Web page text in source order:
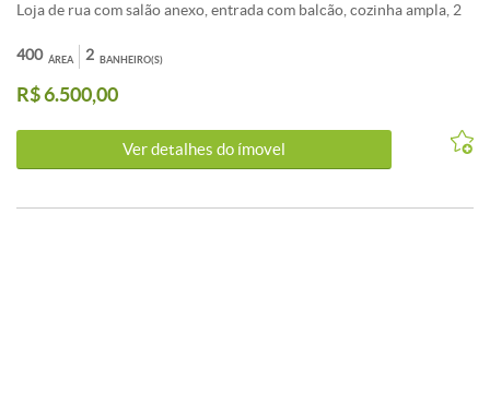
Loja de rua com salão anexo, entrada com balcão, cozinha ampla, 2
Savassi para vários segmentos.
ÁREA
400 BANHEIRO(S)
2
R$ 6.500,00
Ver detalhes do ímovel